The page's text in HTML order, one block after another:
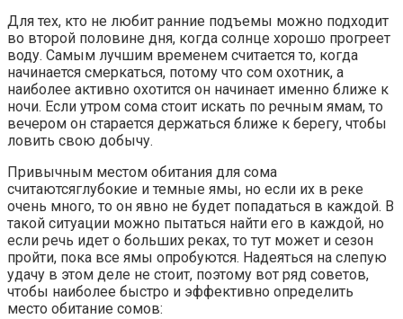
Для тех, кто не любит ранние подъемы можно подходит
во второй половине дня, когда солнце хорошо прогреет
воду. Самым лучшим временем считается то, когда
начинается смеркаться, потому что сом охотник, а
наиболее активно охотится он начинает именно ближе к
ночи. Если утром сома стоит искать по речным ямам, то
вечером он старается держаться ближе к берегу, чтобы
ловить свою добычу.
Привычным местом обитания для сома
считаютсяглубокие и темные ямы, но если их в реке
очень много, то он явно не будет попадаться в каждой. В
такой ситуации можно пытаться найти его в каждой, но
если речь идет о больших реках, то тут может и сезон
пройти, пока все ямы опробуются. Надеяться на слепую
удачу в этом деле не стоит, поэтому вот ряд советов,
чтобы наиболее быстро и эффективно определить
место обитание сомов: